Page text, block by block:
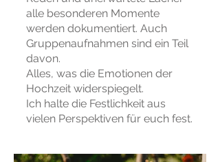
alle besonderen Momente
werden dokumentiert. Auch
Gruppenaufnahmen sind ein Teil
davon.
Alles, was die Emotionen der
Hochzeit widerspiegelt.
Ich halte die Festlichkeit aus
vielen Perspektiven für euch fest.